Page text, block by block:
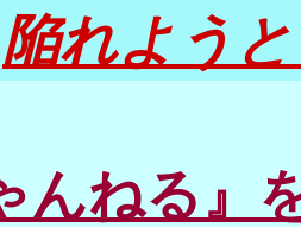
陥れよう
んねる』